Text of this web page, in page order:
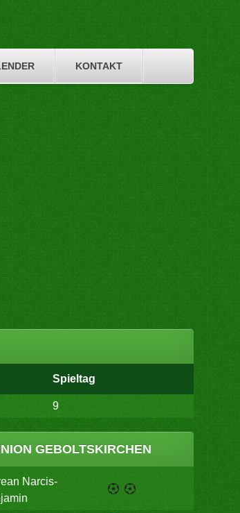
KONTAKT
Spieltag
9
GEBOLTSKIRCHEN
Narcis-